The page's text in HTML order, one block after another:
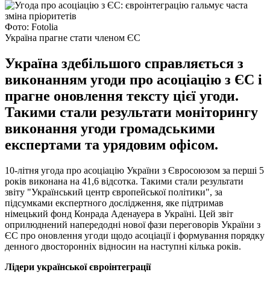
Фото: Fotolia
Україна прагне стати членом ЄС
Україна здебільшого справляється з
виконанням угоди про асоціацію з ЄС і
прагне оновлення тексту цієї угоди.
Такими стали результати моніторингу
виконання угоди громадськими
експертами та урядовим офісом.
10-літня угода про асоціацію України з Євросоюзом за перші 5
років виконана на 41,6 відсотка. Такими стали результати
звіту "Український центр європейської політики", за
підсумками експертного дослідження, яке підтримав
німецький фонд Конрада Аденауера в Україні. Цей звіт
оприлюднений напередодні нової фази переговорів України з
ЄС про оновлення угоди щодо асоціації і формування порядку
денного двосторонніх відносин на наступні кілька років.
Лідери української євроінтеграції